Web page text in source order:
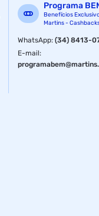
Programa
Benefícios
Martins -
WhatsApp:(34) 8413-
E-mail: